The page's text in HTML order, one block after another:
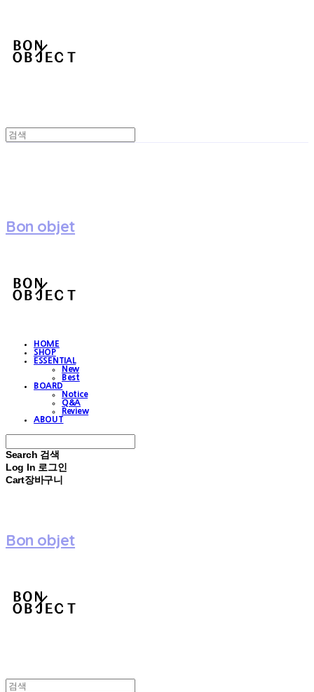
Bon objet
HOME
SHOP
ESSENTIAL
New
Best
BOARD
Notice
Q&A
Review
ABOUT
Search 검색
Log In 로그인
Cart장바구니
Bon objet